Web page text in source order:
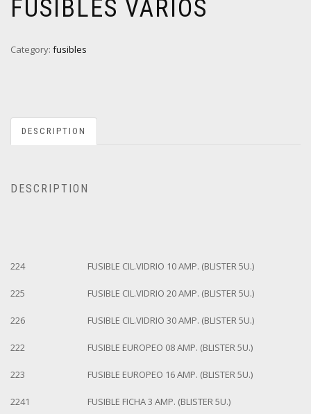
FUSIBLES VARIOS
Category: fusibles
DESCRIPTION
DESCRIPTION
224 FUSIBLE CIL.VIDRIO 10 AMP. (BLISTER 5U.)
225 FUSIBLE CIL.VIDRIO 20 AMP. (BLISTER 5U.)
226 FUSIBLE CIL.VIDRIO 30 AMP. (BLISTER 5U.)
222 FUSIBLE EUROPEO 08 AMP. (BLISTER 5U.)
223 FUSIBLE EUROPEO 16 AMP. (BLISTER 5U.)
2241 FUSIBLE FICHA 3 AMP. (BLISTER 5U.)